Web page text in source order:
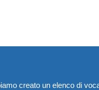
creato un elenco di